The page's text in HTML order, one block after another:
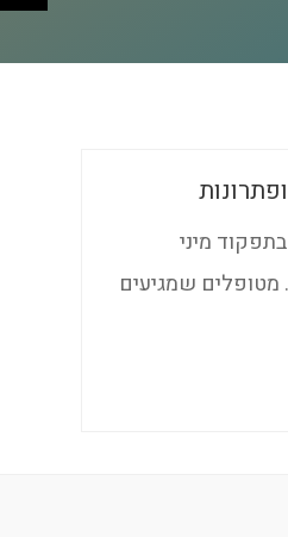
להגיע לשפיכה
בהחלט ייתכן...